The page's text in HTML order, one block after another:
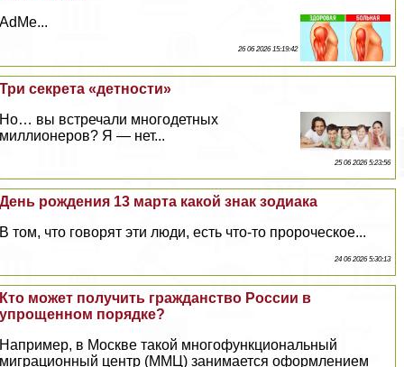
AdMe...
26 06 2026 15:19:42
Три секрета «детности»
Но… вы встречали многодетных
миллионеров? Я — нет...
25 06 2026 5:23:56
День рождения 13 марта какой знак зодиака
В том, что говорят эти люди, есть что-то пророческое...
24 06 2026 5:30:13
Кто может получить гражданство России в
упрощенном порядке?
Например, в Москве такой многофункциональный
миграционный центр (ММЦ) занимается оформлением